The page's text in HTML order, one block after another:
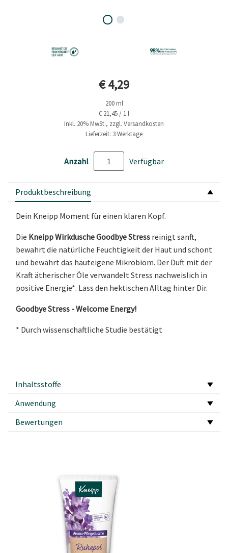
Aktueller Preis
€ 4,29
200 ml
€ 21,45 / 1 l
Inkl. 20% MwSt., zzgl. Versandkosten
Lieferzeit: 3 Werktage
Anzahl Verfügbar
Produktbeschreibung
Dein Kneipp Moment für einen klaren Kopf.
Die Kneipp Wirkdusche Goodbye Stress reinigt sanft,
bewahrt die natürliche Feuchtigkeit der Haut und schont
und bewahrt das hauteigene Mikrobiom. Der Duft mit der
Kraft ätherischer Öle verwandelt Stress nachweislich in
positive Energie*. Lass den hektischen Alltag hinter Dir.
Goodbye Stress - Welcome Energy!
* Durch wissenschaftliche Studie bestätigt
Inhaltsstoffe
Anwendung
Bewertungen